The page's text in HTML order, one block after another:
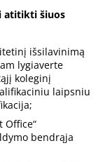
atitikti šiuos
išsilavinimą
lygiaverte
koleginį
laipsniu
bendrąja